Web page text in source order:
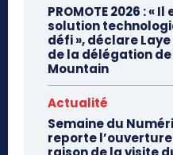
PROMOTE 2026 : «
solution
défi », déclare
de la délégation
Mountain
Actualité
Semaine du
reporte